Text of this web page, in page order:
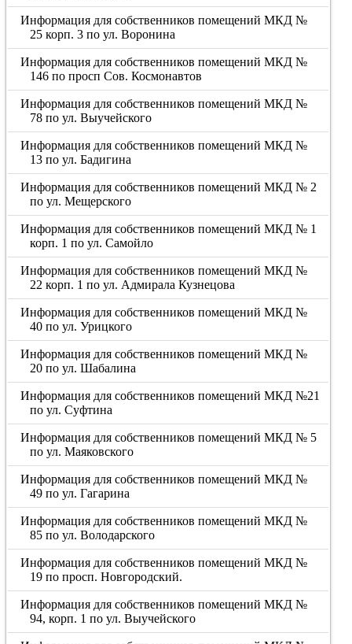
Информация для собственников помещений МКД №
25 корп. 3 по ул. Воронина
Информация для собственников помещений МКД №
146 по просп Сов. Космонавтов
Информация для собственников помещений МКД №
78 по ул. Выучейского
Информация для собственников помещений МКД №
13 по ул. Бадигина
Информация для собственников помещений МКД № 2
по ул. Мещерского
Информация для собственников помещений МКД № 1
корп. 1 по ул. Самойло
Информация для собственников помещений МКД №
22 корп. 1 по ул. Адмирала Кузнецова
Информация для собственников помещений МКД №
40 по ул. Урицкого
Информация для собственников помещений МКД №
20 по ул. Шабалина
Информация для собственников помещений МКД №21
по ул. Суфтина
Информация для собственников помещений МКД № 5
по ул. Маяковского
Информация для собственников помещений МКД №
49 по ул. Гагарина
Информация для собственников помещений МКД №
85 по ул. Володарского
Информация для собственников помещений МКД №
19 по просп. Новгородский.
Информация для собственников помещений МКД №
94, корп. 1 по ул. Выучейского